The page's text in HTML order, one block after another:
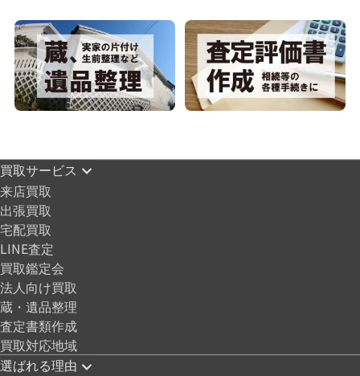
買取サービス
来店買取
出張買取
宅配買取
LINE査定
買取鑑定会
法人向け買取
蔵・遺品整理
査定書類作成
買取対応地域
選ばれる理由